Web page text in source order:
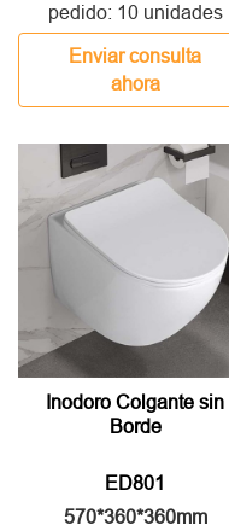
pedido: 10 unidades
Enviar consulta
ahora
Inodoro Colgante sin
Borde
ED801
570*360*360mm